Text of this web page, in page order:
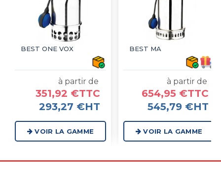
BEST ONE VOX
à partir de
351,92 €TTC
293,27 €HT
VOIR LA GAMME
BEST MA
à partir de
654,95 €TTC
545,79 €HT
VOIR LA GAMME